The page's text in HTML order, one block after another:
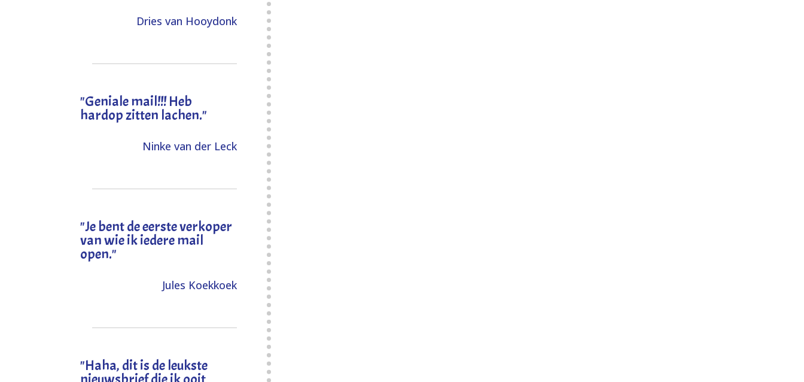
Dries van Hooydonk
"Geniale mail!!! Heb
hardop zitten lachen."
Ninke van der Leck
"Je bent de eerste verkoper
van wie ik iedere mail
open."
Jules Koekkoek
"Haha, dit is de leukste